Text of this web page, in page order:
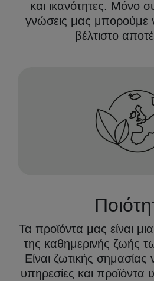
και ικανότητες. Μόνο
γνώσεις μας μπορούμε
βέλτιστο
Τα προϊόντα μας είναι
της καθημερινής ζωής
Είναι ζωτικής
υπηρεσίες και προϊόντα